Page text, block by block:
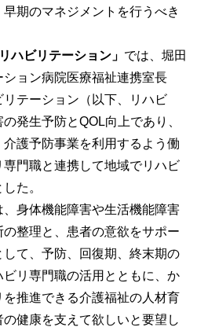
期のマネジメントを行うべき
ハビリテーション」 では、堀田
ョン病院医療福祉連携室長
テーション（以下、リハビ
発生予防とQOL向上であり、
護予防事業を利用するよう働
門職と連携して地域でリハビ
た。
身体機能障害や生活機能障害
整理と、患者の意欲をサポー
して、予防、回復期、終末期の
リ専門職の活用とともに、か
推進できる介護福祉の人材育
健康を支えて欲しいと要望し